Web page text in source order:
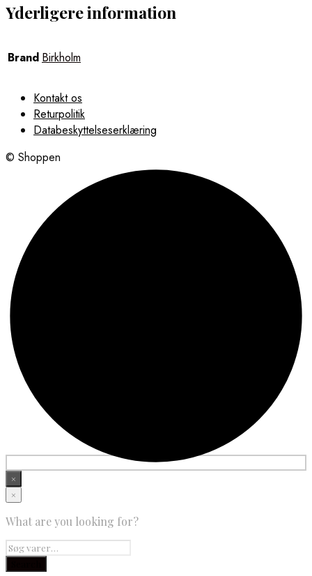
Yderligere information
Brand Birkholm
Kontakt os
Returpolitik
Databeskyttelseserklæring
© Shoppen
×
×
What are you looking for?